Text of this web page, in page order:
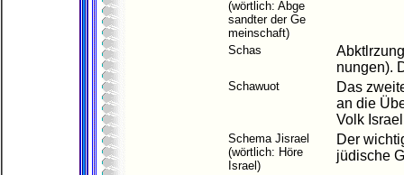
(wörtlich: Abge
sandter der Ge
meinschaft)
Schas
nungen).
Schawuot
Das
an die
Volk
Schema Jisrael
(wörtlich: Höre
Israel)
Der
jüdische